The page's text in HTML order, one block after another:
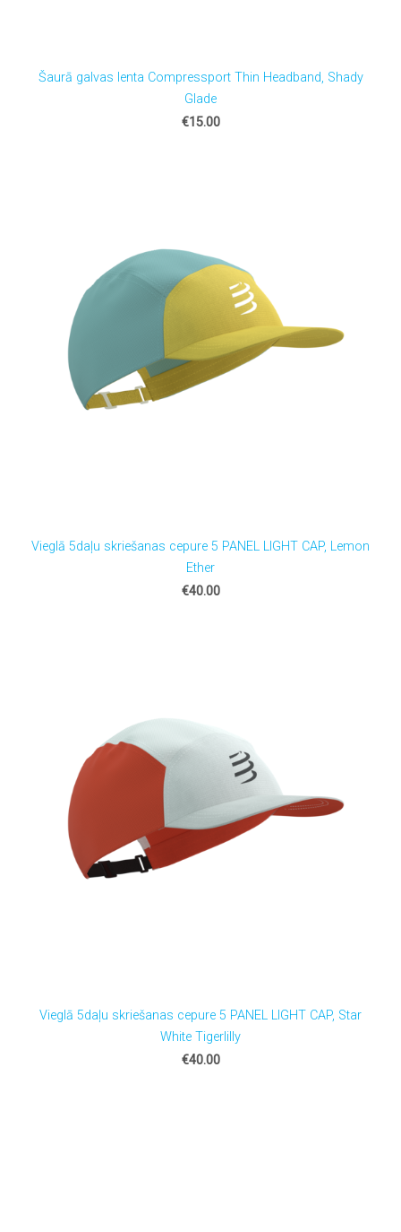
Šaurā galvas lenta Compressport Thin Headband, Shady
Glade
€15.00
Vieglā 5daļu skriešanas cepure 5 PANEL LIGHT CAP, Lemon
Ether
€40.00
Vieglā 5daļu skriešanas cepure 5 PANEL LIGHT CAP, Star
White Tigerlilly
€40.00